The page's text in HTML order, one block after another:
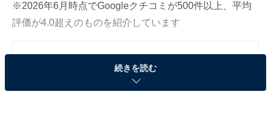
※2026年6月時点でGoogleクチコミが500件以上、平均
評価が4.0超えのものを紹介しています
続きを読む